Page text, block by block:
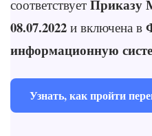
соответствует Приказу
08.07.2022 и включена в
информационную
Узнать, как пройти